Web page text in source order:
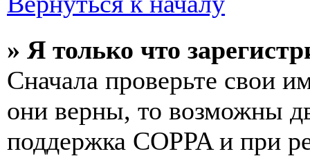
» Я только что
Сначала проверьте свои
они верны, то возможны
поддержка COPPA и при